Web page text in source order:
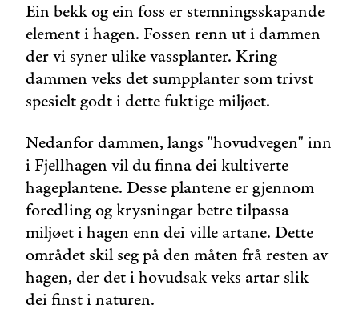
Ein bekk og ein foss er stemningsskapande
element i hagen. Fossen renn ut i dammen
der vi syner ulike vassplanter. Kring
dammen veks det sumpplanter som trivst
spesielt godt i dette fuktige miljøet.
Nedanfor dammen, langs "hovudvegen" inn
i Fjellhagen vil du finna dei kultiverte
hageplantene. Desse plantene er gjennom
foredling og krysningar betre tilpassa
miljøet i hagen enn dei ville artane. Dette
området skil seg på den måten frå resten av
hagen, der det i hovudsak veks artar slik
dei finst i naturen.